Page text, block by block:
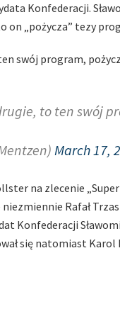
Konfederacji.
„pożycza” tezy
swój program,
to ten swój
March 17,
na zlecenie
Rafał
Konfederacji
się natomiast